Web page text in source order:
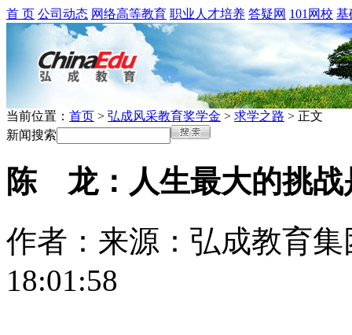
首 页 公司动态 网络高等教育 职业人才培养 答疑网 101网校 基
当前位置： 首页 > 弘成风采教育奖学金 > 求学之路 > 正文
新闻搜索
陈 龙：人生最大的挑战
作者： 来源：弘成教育集
18:01:58